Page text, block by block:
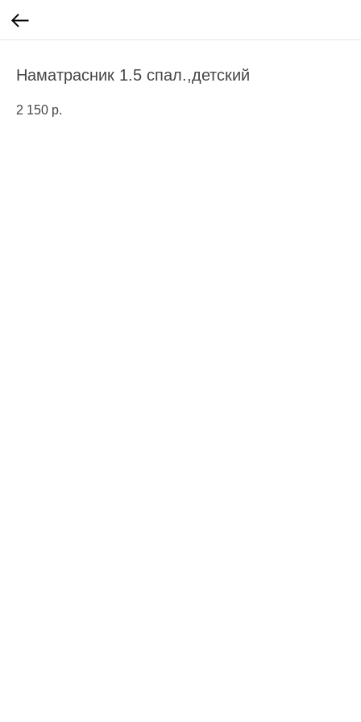
Наматрасник 1.5 спал.,детский
2 150 р.